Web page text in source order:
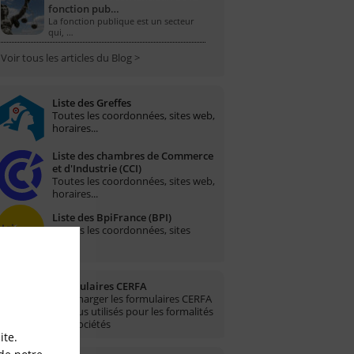
fonction pub…
La fonction publique est un secteur
qui, …
Voir tous les articles du Blog >
Liste des Greffes
Toutes les coordonnées, sites web,
horaires...
Liste des chambres de Commerce
et d'Industrie (CCI)
Toutes les coordonnées, sites web,
horaires...
Liste des BpiFrance (BPI)
Toutes les coordonnées, sites
Formulaires CERFA
Télécharger les formulaires CERFA
les plus utilisés pour les formalités
des sociétés